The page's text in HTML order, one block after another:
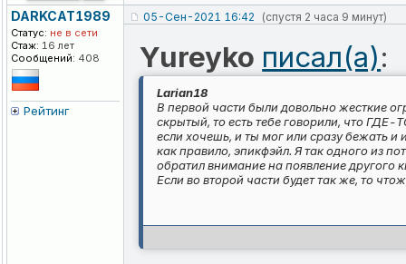
DARKCAT1989
Статус: не в сети
Стаж: 16 лет
Сообщений: 408
Рейтинг
05-Сен-2021 16:42 (спустя 2 часа 9 минут)
Yureyko писал(а):
Larian18
В первой части были довольно жесткие
скрытый, то есть тебе говорили, что
если хочешь, и ты мог или сразу бежать и
как правило, эпикфэйл. Я так одного из
обратил внимание на появление другого
Если во второй части будет так же, то